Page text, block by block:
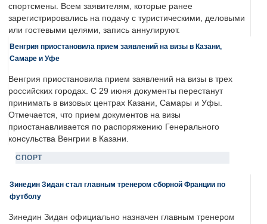
спортсмены. Всем заявителям, которые ранее
зарегистрировались на подачу с туристическими, деловыми
или гостевыми целями, запись аннулируют.
Венгрия приостановила прием заявлений на визы в Казани,
Самаре и Уфе
Венгрия приостановила прием заявлений на визы в трех
российских городах. С 29 июня документы перестанут
принимать в визовых центрах Казани, Самары и Уфы.
Отмечается, что прием документов на визы
приостанавливается по распоряжению Генерального
консульства Венгрии в Казани.
СПОРТ
Зинедин Зидан стал главным тренером сборной Франции по
футболу
Зинедин Зидан официально назначен главным тренером